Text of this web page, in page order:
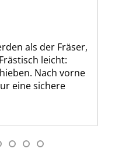
als der Fräser,
leicht:
Nach vorne
eine sichere